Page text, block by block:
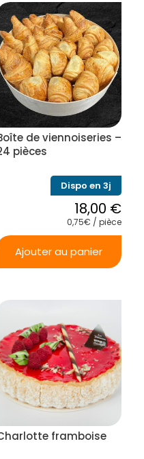
de viennoiseries –
pièces
Dispo en 3j
18,00 €
0,75€ / pièce
Ajouter au panier
framboise